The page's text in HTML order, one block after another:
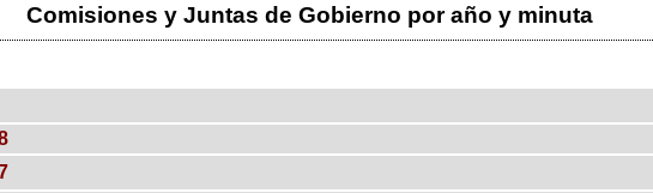
Comisiones y Juntas de Gobierno por año y minuta